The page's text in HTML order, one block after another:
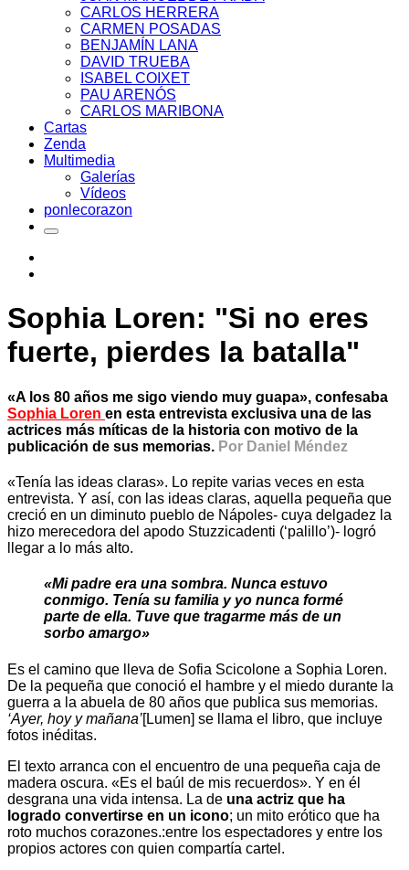
CARLOS HERRERA
CARMEN POSADAS
BENJAMÍN LANA
DAVID TRUEBA
ISABEL COIXET
PAU ARENÓS
CARLOS MARIBONA
Cartas
Zenda
Multimedia
Galerías
Vídeos
ponlecorazon
Sophia Loren: "Si no eres
fuerte, pierdes la batalla"
«A los 80 años me sigo viendo muy guapa», confesaba
Sophia Loren en esta entrevista exclusiva una de las
actrices más míticas de la historia con motivo de la
publicación de sus memorias. Por Daniel Méndez
«Tenía las ideas claras». Lo repite varias veces en esta
entrevista. Y así, con las ideas claras, aquella pequeña que
creció en un diminuto pueblo de Nápoles- cuya delgadez la
hizo merecedora del apodo Stuzzicadenti (‘palillo’)- logró
llegar a lo más alto.
«Mi padre era una sombra. Nunca estuvo
conmigo. Tenía su familia y yo nunca formé
parte de ella. Tuve que tragarme más de un
sorbo amargo»
Es el camino que lleva de Sofia Scicolone a Sophia Loren.
De la pequeña que conoció el hambre y el miedo durante la
guerra a la abuela de 80 años que publica sus memorias.
‘Ayer, hoy y mañana’[Lumen] se llama el libro, que incluye
fotos inéditas.
El texto arranca con el encuentro de una pequeña caja de
madera oscura. «Es el baúl de mis recuerdos». Y en él
desgrana una vida intensa. La de una actriz que ha
logrado convertirse en un icono; un mito erótico que ha
roto muchos corazones.:entre los espectadores y entre los
propios actores con quien compartía cartel.